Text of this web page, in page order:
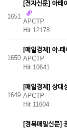
1651
[전자신문] 아태
APCTP
Hit
1650
[매일경제] 아-태
APCTP
Hit
1649
[매일경제] 상대
APCTP
Hit
[경북매일신문]